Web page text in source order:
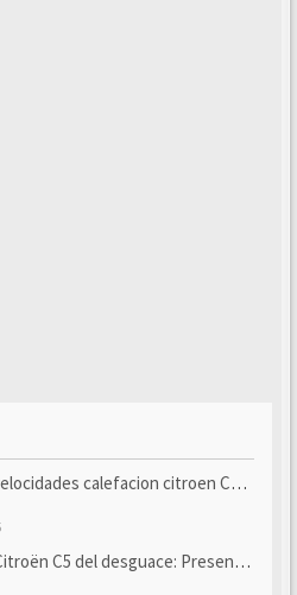
calefacion citroen C5 x7
del desguace: Presentación y seguimiento